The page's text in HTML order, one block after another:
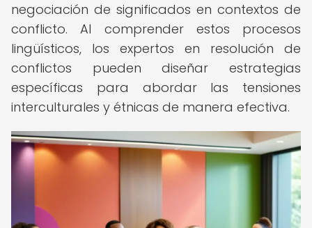
negociación de significados en contextos de
conflicto. Al comprender estos procesos
lingüísticos, los expertos en resolución de
conflictos pueden diseñar estrategias
específicas para abordar las tensiones
interculturales y étnicas de manera efectiva.